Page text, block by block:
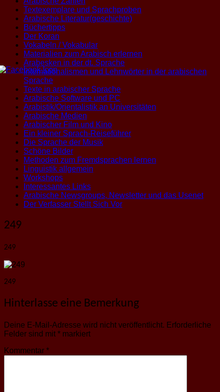
Textexemplare und Sprachproben
Arabische Literatur(geschichte)
Büchertipps
Der Koran
Vokabeln / Vokabular
Materialien zum Arabisch erlernen
Arabesken in der dt. Sprache
Internationalismen und Lehnwörter in der arabischen
Sprache
Texte in arabischer Sprache
Arabische Software und PC
Arabistik/Orientalistik an Universitäten
Arabische Medien
Arabischer Film und Kino
Ein kleiner Sprach-Reiseführer
Die Sprache der Musik
Schöne Bilder
Methoden zum Fremdsprachen lernen
Linguistik allgemein
Workshops
Interessantes Links
Arabische Newsgroups, Newsletter und das Usenet
Der Verfasser Stellt Sich Vor
249
249
249
Hinterlasse eine Bemerkung
Deine E-Mail-Adresse wird nicht veröffentlicht. Erforderliche
Felder sind mit * markiert
Kommentar *